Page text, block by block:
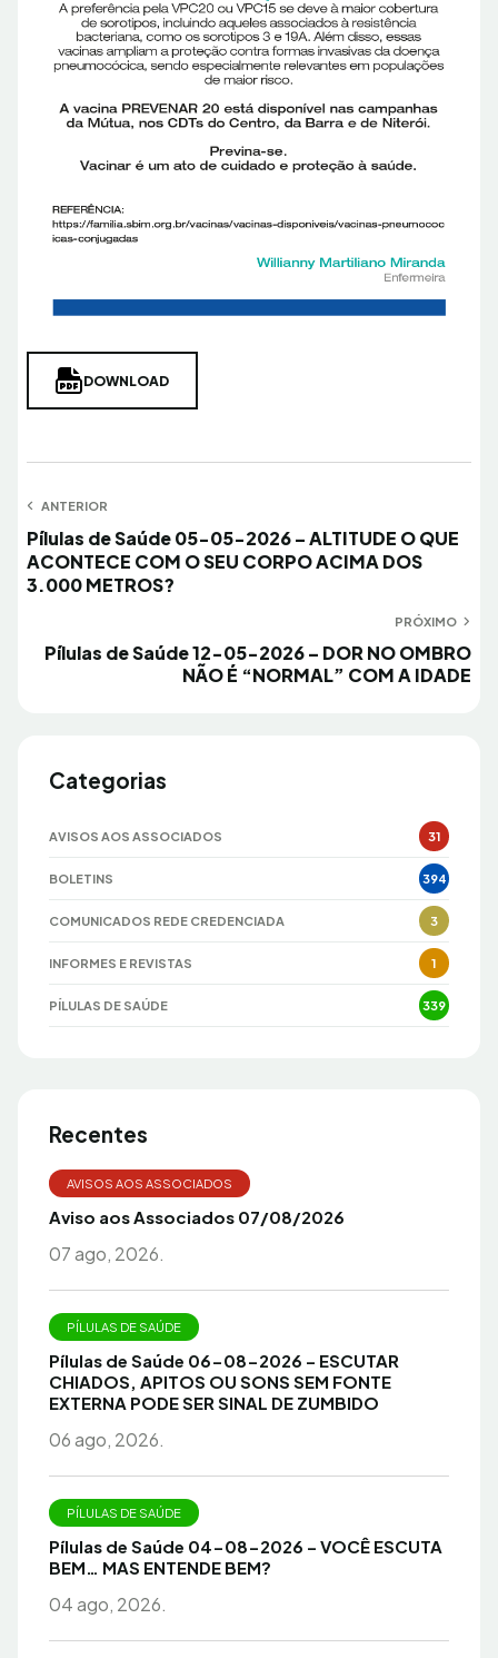
DOWNLOAD
Navegação
de
Post
ANTERIOR
Anterior
Pílulas de Saúde 05-05-2026 – ALTITUDE O QUE
ACONTECE COM O SEU CORPO ACIMA DOS
3.000 METROS?
PRÓXIMO
Próximo
Pílulas de Saúde 12-05-2026 – DOR NO OMBRO
NÃO É “NORMAL” COM A IDADE
Categorias
AVISOS AOS ASSOCIADOS 31
BOLETINS 394
COMUNICADOS REDE CREDENCIADA 3
INFORMES E REVISTAS 1
PÍLULAS DE SAÚDE 339
Recentes
AVISOS AOS ASSOCIADOS
Aviso aos Associados 07/08/2026
07 ago, 2026.
PÍLULAS DE SAÚDE
Pílulas de Saúde 06-08-2026 – ESCUTAR
CHIADOS, APITOS OU SONS SEM FONTE
EXTERNA PODE SER SINAL DE ZUMBIDO
06 ago, 2026.
PÍLULAS DE SAÚDE
Pílulas de Saúde 04-08-2026 – VOCÊ ESCUTA
BEM… MAS ENTENDE BEM?
04 ago, 2026.